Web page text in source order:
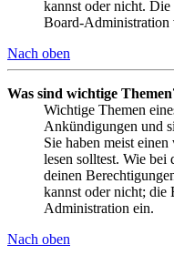
kannst oder nicht.
Board-Administration
Nach oben
Was sind wichtige
Wichtige Themen
Ankündigungen und
Sie haben meist
lesen solltest. Wie bei
deinen
kannst oder nicht; die
Administration ein.
Nach oben